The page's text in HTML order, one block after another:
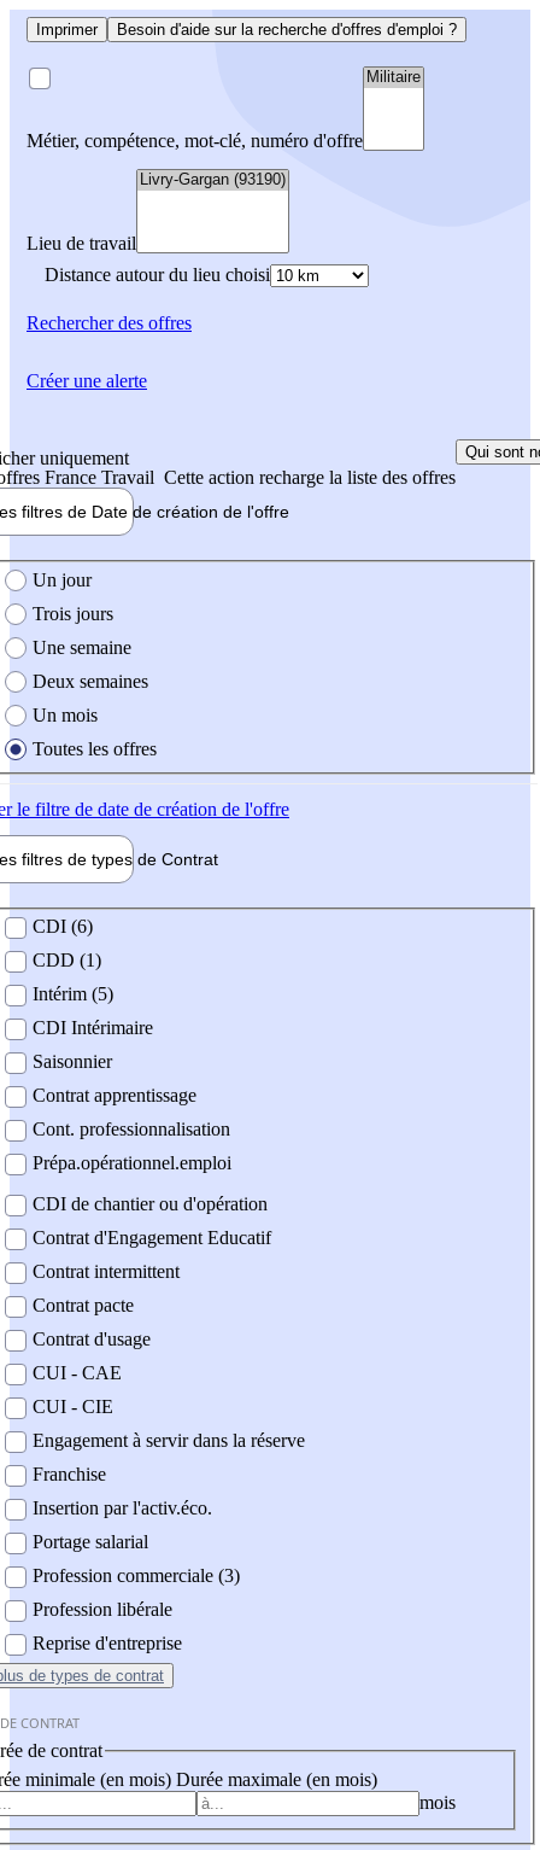
Imprimer Besoin d'aide sur la recherche d'offres d'emploi ?
Métier, compétence, mot-clé, numéro d'offre
Lieu de travail
Distance autour du lieu choisi
Rechercherdes offres
uniquement
France Travail Cette action recharge la liste des offres
Qui sont
filtres de Date de création de l'offre
création de l'offre
Un jour
Trois jours
Une semaine
Deux semaines
Un mois
Toutes les offres
le filtre de date de création de l'offre
filtres de types de Contrat
contrat
CDI (6)
CDD (1)
Intérim (5)
CDI Intérimaire
Saisonnier
Contrat apprentissage
Cont. professionnalisation
Prépa.opérationnel.emploi
CDI de chantier ou d'opération
Contrat d'Engagement Educatif
Contrat intermittent
Contrat pacte
Contrat d'usage
CUI - CAE
CUI - CIE
Engagement à servir dans la réserve
Franchise
Insertion par l'activ.éco.
Portage salarial
Profession commerciale (3)
Profession libérale
Reprise d'entreprise
de types de contrat
CONTRAT
de contrat
minimale (en mois) Durée maximale (en mois)
mois
Créer une alerte